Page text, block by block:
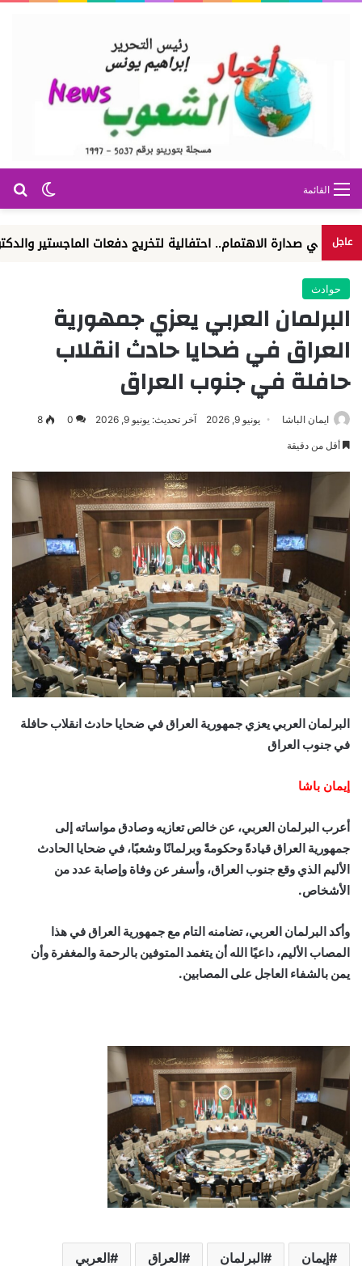
الوضع القائمة
عاجل
صدارة الاهتمام.. احتفالية لتخريج دفعات الماجستير والدكتوراه
حوادث
البرلمان العربي يعزي جمهورية
العراق في ضحايا حادث انقلاب
حافلة في جنوب العراق
ايمان الباشا يونيو 9, 2026 آخر تحديث: يونيو 9, 2026 0
8
أقل من دقيقة
البرلمان العربي يعزي جمهورية العراق في ضحايا حادث انقلاب حافلة
في جنوب العراق
إيمان باشا
أعرب البرلمان العربي، عن خالص تعازيه وصادق مواساته إلى
جمهورية العراق قيادةً وحكومةً وبرلمانًا وشعبًا، في ضحايا الحادث
الأليم الذي وقع جنوب العراق، وأسفر عن وفاة وإصابة عدد من
الأشخاص.
وأكد البرلمان العربي، تضامنه التام مع جمهورية العراق في هذا
المصاب الأليم، داعيًا الله أن يتغمد المتوفين بالرحمة والمغفرة وأن
يمن بالشفاء العاجل على المصابين.
إيمان البرلمان العراق العربي